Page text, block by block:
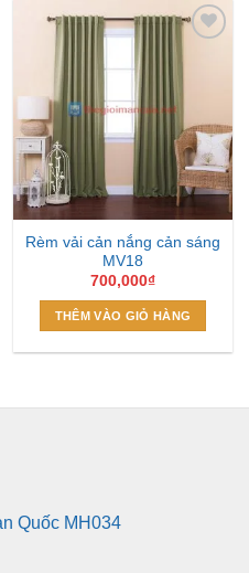
Wishlist
Rèm vải cản nắng cản sáng
MV18
700,000₫
THÊM VÀO GIỎ HÀNG
Quốc MH034